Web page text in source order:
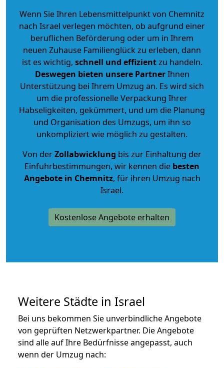
Wenn Sie Ihren Lebensmittelpunkt von Chemnitz
nach Israel verlegen möchten, ob aufgrund einer
beruflichen Beförderung oder um in Ihrem
neuen Zuhause Familienglück zu erleben, dann
ist es wichtig, schnell und effizientzu handeln.
Deswegen bieten unsere PartnerIhnen
Unterstützung bei Ihrem Umzug an. Es wird sich
um die professionelle Verpackung Ihrer
Habseligkeiten, gekümmert, und um die Planung
und Organisation des Umzugs, um ihn so
unkompliziert wie möglich zu gestalten.
Von derZollabwicklung bis zur Einhaltung der
Einfuhrbestimmungen, wir kennen die besten
Angebote in Chemnitz, für ihren Umzug nach
Israel.
Kostenlose Angebote erhalten
Weitere Städte in Israel
Bei uns bekommen Sie unverbindliche Angebote
von geprüften Netzwerkpartner. Die Angebote
sind alle auf Ihre Bedürfnisse angepasst, auch
wenn der Umzug nach: